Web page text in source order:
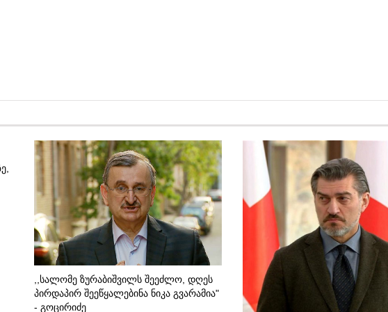
,,ᲡᲐᲚᲝᲛᲔ ᲖᲣᲠᲐᲑᲘᲨᲕᲘᲚᲡ ᲨᲔᲔᲫᲚᲝ, ᲓᲦᲔᲡ
ᲞᲘᲠᲓᲐᲞᲘᲠ ᲨᲔᲔᲬᲧᲐᲚᲔᲑᲘᲜᲐ ᲜᲘᲙᲐ ᲒᲕᲐᲠᲐᲛᲘᲐ"
- ᲒᲝᲪᲘᲠᲘᲫᲔ